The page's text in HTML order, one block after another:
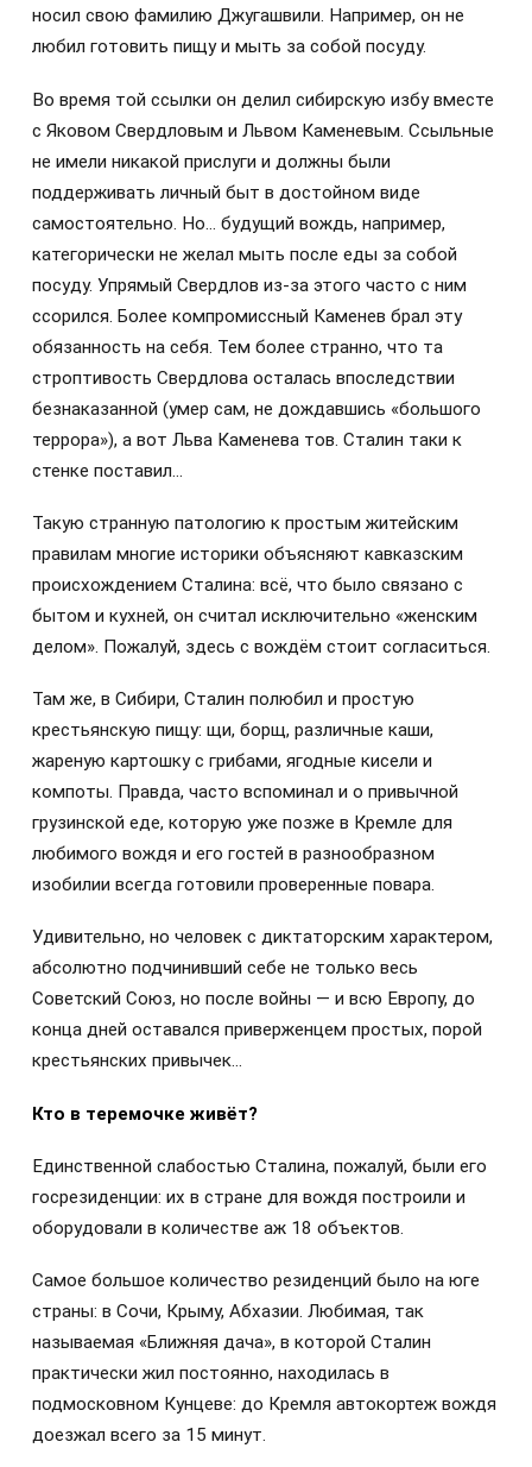
носил свою фамилию Джугашвили. Например, он не
любил готовить пищу и мыть за собой посуду.
Во время той ссылки он делил сибирскую избу вместе
с Яковом Свердловым и Львом Каменевым. Ссыльные
не имели никакой прислуги и должны были
поддерживать личный быт в достойном виде
самостоятельно. Но… будущий вождь, например,
категорически не желал мыть после еды за собой
посуду. Упрямый Свердлов из-за этого часто с ним
ссорился. Более компромиссный Каменев брал эту
обязанность на себя. Тем более странно, что та
строптивость Свердлова осталась впоследствии
безнаказанной (умер сам, не дождавшись «большого
террора»), а вот Льва Каменева тов. Сталин таки к
стенке поставил…
Такую странную патологию к простым житейским
правилам многие историки объясняют кавказским
происхождением Сталина: всё, что было связано с
бытом и кухней, он считал исключительно «женским
делом». Пожалуй, здесь с вождём стоит согласиться.
Там же, в Сибири, Сталин полюбил и простую
крестьянскую пищу: щи, борщ, различные каши,
жареную картошку с грибами, ягодные кисели и
компоты. Правда, часто вспоминал и о привычной
грузинской еде, которую уже позже в Кремле для
любимого вождя и его гостей в разнообразном
изобилии всегда готовили проверенные повара.
Удивительно, но человек с диктаторским характером,
абсолютно подчинивший себе не только весь
Советский Союз, но после войны — и всю Европу, до
конца дней оставался приверженцем простых, порой
крестьянских привычек…
Кто в теремочке живёт?
Единственной слабостью Сталина, пожалуй, были его
госрезиденции: их в стране для вождя построили и
оборудовали в количестве аж 18 объектов.
Самое большое количество резиденций было на юге
страны: в Сочи, Крыму, Абхазии. Любимая, так
называемая «Ближняя дача», в которой Сталин
практически жил постоянно, находилась в
подмосковном Кунцеве: до Кремля автокортеж вождя
доезжал всего за 15 минут.